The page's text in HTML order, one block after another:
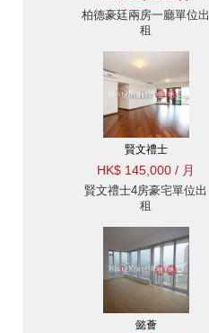
柏德豪廷兩房一廳單位出
租
賢文禮士
HK$ 145,000 / 月
賢文禮士4房豪宅單位出
租
懿薈